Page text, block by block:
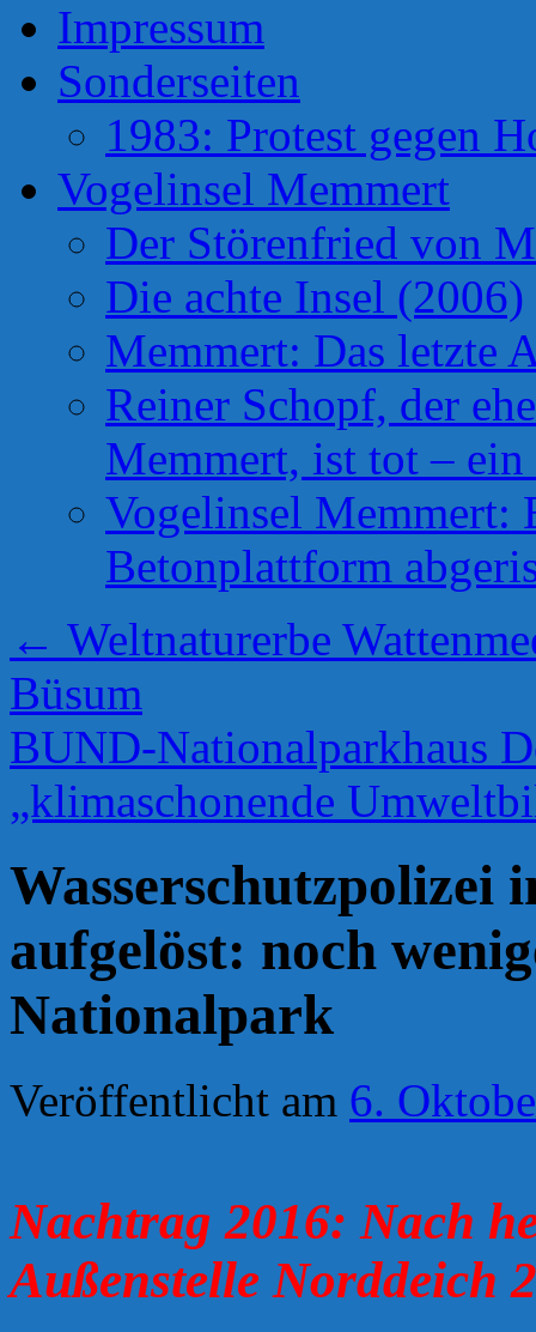
Impressum
Sonderseiten
1983: Protest gegen
Vogelinsel Memmert
Der Störenfried von
Die achte Insel (2006)
Memmert: Das letzte
Reiner Schopf, der
Memmert, ist tot –
Vogelinsel Memmert:
Betonplattform
← Weltnaturerbe
Büsum
BUND-Nationalparkhaus
„klimaschonende
Wasserschutzpolizei
aufgelöst: noch
Nationalpark
Veröffentlicht am 6.
Nachtrag 2016: Nach
Außenstelle Norddeich